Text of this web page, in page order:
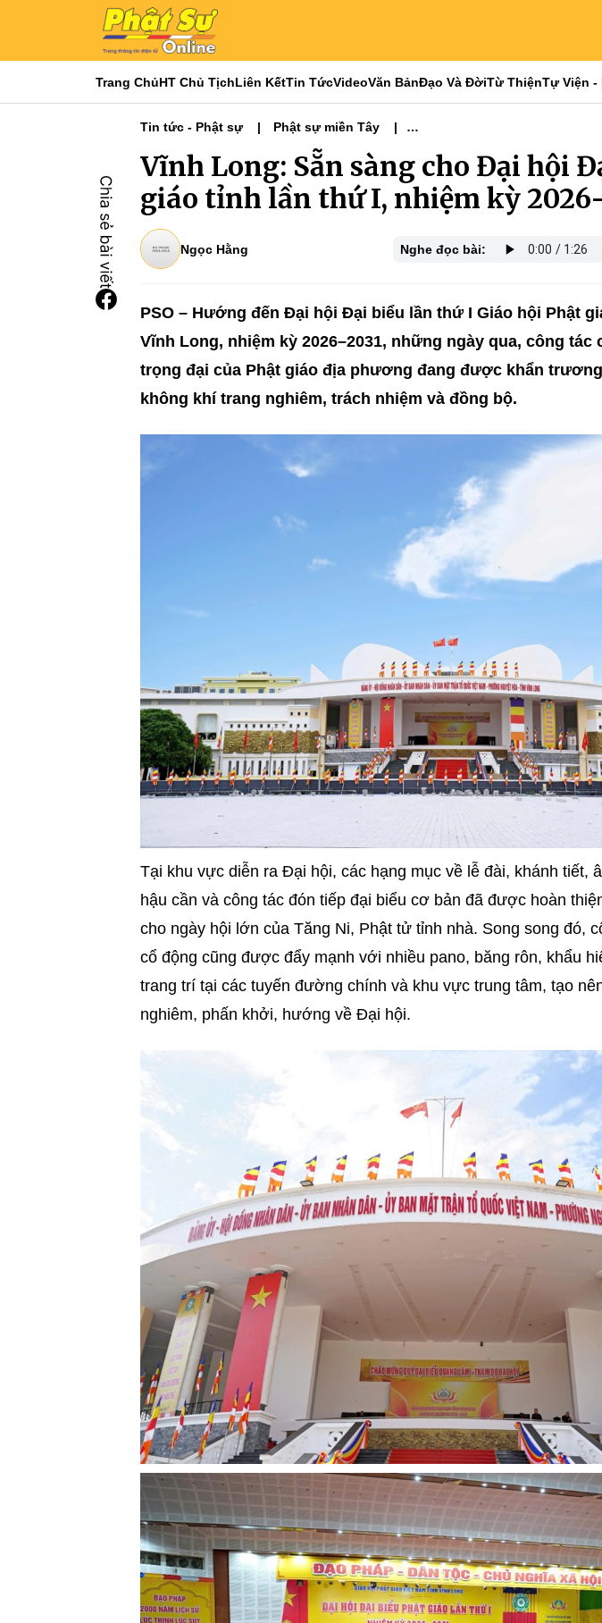
Trang ChủHT Chủ TịchLiên KếtTin TứcVideoVăn BảnĐạo Và ĐờiTừ ThiệnTự Viện -
Tin tức - Phật sự
Phật sự miền Tây
Vĩnh Long: Sẵn sàng cho Đại hội
giáo tỉnh lần thứ I, nhiệm kỳ
Ngọc Hằng Nghe đọc bài:
PSO – Hướng đến Đại hội Đại biểu lần thứ I Giáo hội Phật
Vĩnh Long, nhiệm kỳ 2026–2031, những ngày qua, công tác
trọng đại của Phật giáo địa phương đang được khẩn
không khí trang nghiêm, trách nhiệm và đồng bộ.
Tại khu vực diễn ra Đại hội, các hạng mục về lễ đài, khánh tiết,
hậu cần và công tác đón tiếp đại biểu cơ bản đã được hoàn
cho ngày hội lớn của Tăng Ni, Phật tử tỉnh nhà. Song song đó,
cổ động cũng được đẩy mạnh với nhiều pano, băng rôn, khẩu
trang trí tại các tuyến đường chính và khu vực trung tâm, tạo
nghiêm, phấn khởi, hướng về Đại hội.